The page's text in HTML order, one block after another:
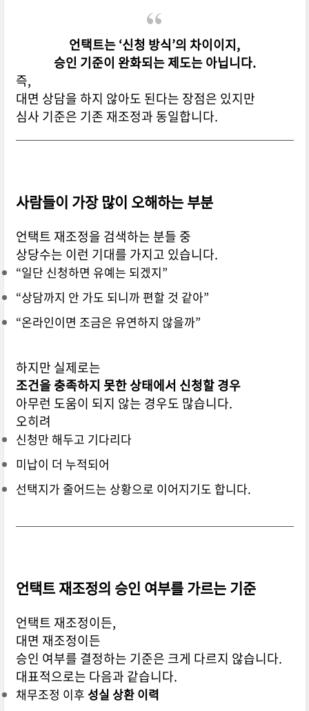
언택트는 ‘신청 방식’의 차이이지,
승인 기준이 완화되는 제도는 아닙니다.
즉,
대면 상담을 하지 않아도 된다는 장점은 있지만
심사 기준은 기존 재조정과 동일합니다.
사람들이 가장 많이 오해하는 부분
언택트 재조정을 검색하는 분들 중
상당수는 이런 기대를 가지고 있습니다.
“일단 신청하면 유예는 되겠지”
“상담까지 안 가도 되니까 편할 것 같아”
“온라인이면 조금은 유연하지 않을까”
하지만 실제로는
조건을 충족하지 못한 상태에서 신청할 경우
아무런 도움이 되지 않는 경우도 많습니다.
오히려
신청만 해두고 기다리다
미납이 더 누적되어
선택지가 줄어드는 상황으로 이어지기도 합니다.
언택트 재조정의 승인 여부를 가르는 기준
언택트 재조정이든,
대면 재조정이든
승인 여부를 결정하는 기준은 크게 다르지 않습니다.
대표적으로는 다음과 같습니다.
채무조정 이후 성실 상환 이력